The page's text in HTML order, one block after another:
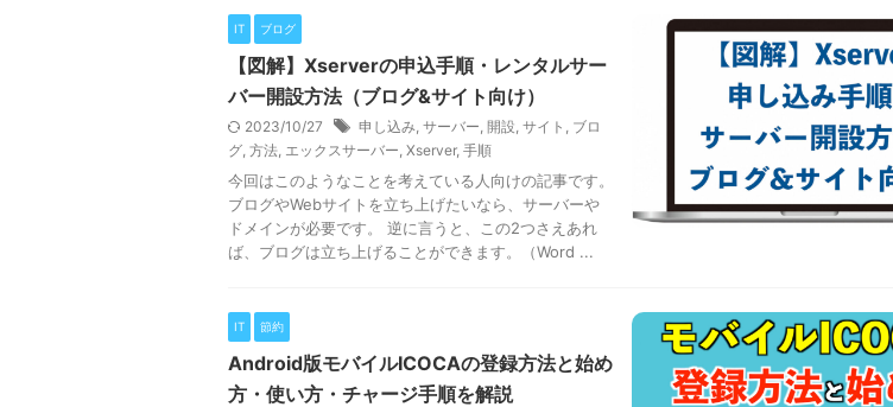
IT ブログ
【図解】Xserverの申込手順・レンタルサー
バー開設方法（ブログ&サイト向け）
2023/10/27 申し込み サーバー 開設 サイト
ブロ
グ 方法 エックスサーバー Xserver, 手順
今回はこのようなことを考えている人向けの記事です。
ブログやWebサイトを立ち上げたいなら、サーバーや
ドメインが必要です。 逆に言うと、この2つさえあれ
ば、ブログは立ち上げることができます。（Word ...
IT 節約
Android版モバイルICOCAの登録方法と始め
方・使い方・チャージ手順を解説